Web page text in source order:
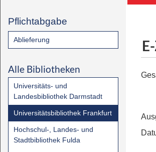
Pflichtabgabe
Ablieferung
Alle Bibliotheken
Universitäts- und
Landesbibliothek Darmstadt
Universitätsbibliothek Frankfurt
Hochschul-, Landes- und
Stadtbibliothek Fulda